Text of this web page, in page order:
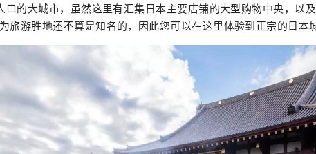
口的大城市，虽然这里有汇集日本主要店铺的大型购物中央，以
旅游胜地还不算是知名的，因此您可以在这里体验到正宗的日本